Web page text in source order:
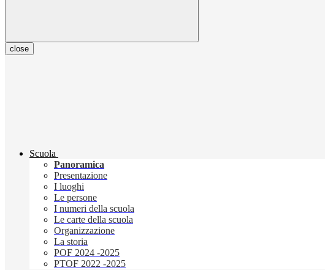
close
Scuola
Panoramica
Presentazione
I luoghi
Le persone
I numeri della scuola
Le carte della scuola
Organizzazione
La storia
POF 2024 -2025
PTOF 2022 -2025